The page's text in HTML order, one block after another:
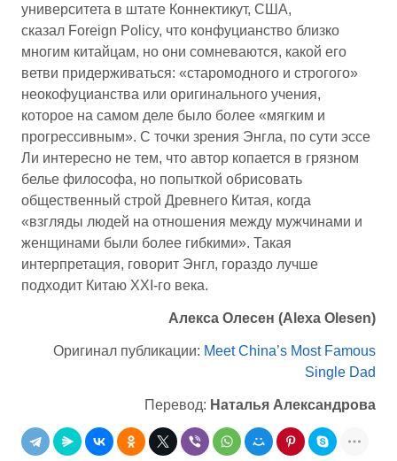
университета в штате Коннектикут, США,
сказал Foreign Policy, что конфуцианство близко
многим китайцам, но они сомневаются, какой его
ветви придерживаться: «старомодного и строгого»
неокофуцианства или оригинального учения,
которое на самом деле было более «мягким и
прогрессивным». С точки зрения Энгла, по сути эссе
Ли интересно не тем, что автор копается в грязном
белье философа, но попыткой обрисовать
общественный строй Древнего Китая, когда
«взгляды людей на отношения между мужчинами и
женщинами были более гибкими». Такая
интерпретация, говорит Энгл, гораздо лучше
подходит Китаю XXI-го века.
Алекса Олесен (Alexa Olesen)
Оригинал публикации: Meet China’s Most Famous
Single Dad
Перевод: Наталья Александрова